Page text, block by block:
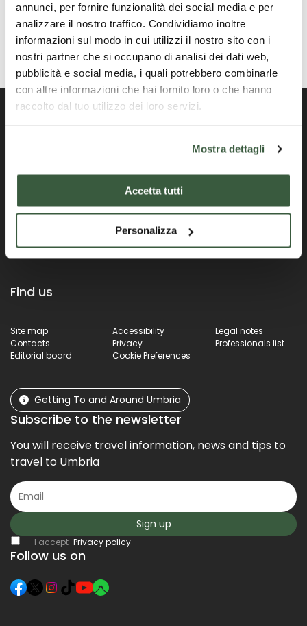
annunci, per fornire funzionalità dei social media e per
analizzare il nostro traffico. Condividiamo inoltre
informazioni sul modo in cui utilizzi il nostro sito con i
nostri partner che si occupano di analisi dei dati web,
pubblicità e social media, i quali potrebbero combinarle
con altre informazioni che hai fornito loro o che hanno
raccolto dal tuo utilizzo dei loro servizi.
Mostra dettagli
Accetta tutti
Personalizza
Official Portal of the Umbria Region
Find us
Site map Accessibility
Legal notes
Contacts
Privacy
Professionals list
Editorial board
Cookie Preferences
Getting To and Around Umbria
Subscribe to the newsletter
You will receive travel information, news and tips to
travel to Umbria
Sign up
I accept Privacy policy
Follow us on